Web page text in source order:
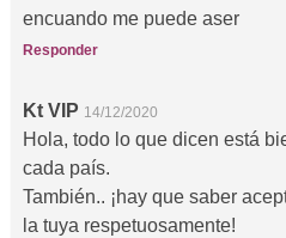
encuando me puede aser
Responder
Kt VIP 14/12/2020
Hola, todo lo que dicen está
cada país.
También.. ¡hay que saber
la tuya respetuosamente!